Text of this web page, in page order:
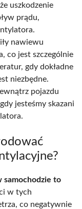
uszkodzenie
prądu,
nawiewu
co jest szczególnie
gdy dokładne
niezbędne.
pojazdu
jesteśmy skazani
samochodzie to
w tych
co negatywnie